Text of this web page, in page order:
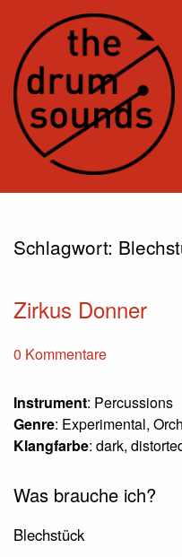
Schlagwort:
Zirkus Donner
0 Kommentare
Instrument: Percussions
Genre: Experimental,
Klangfarbe: dark,
Was brauche ich?
Blechstück